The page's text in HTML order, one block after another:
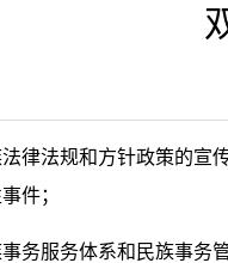
律法规和方针政策的宣
件；
务服务体系和民族事务